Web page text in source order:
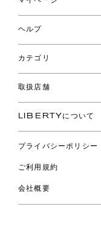
ロイヤリティプログラム
パスワード再設定
ショッピングバッグ
ヘルプ
お問い合わせ
よくあるご質問
ご利用ガイド
カテゴリ
コレクション
ファブリックス
バッグ
ウェア
ライフスタイル
スペシャル
取扱店舗
リバティ・ファブリックス
LIBERTYについて
プライバシーポリシー
ご利用規約
会社概要